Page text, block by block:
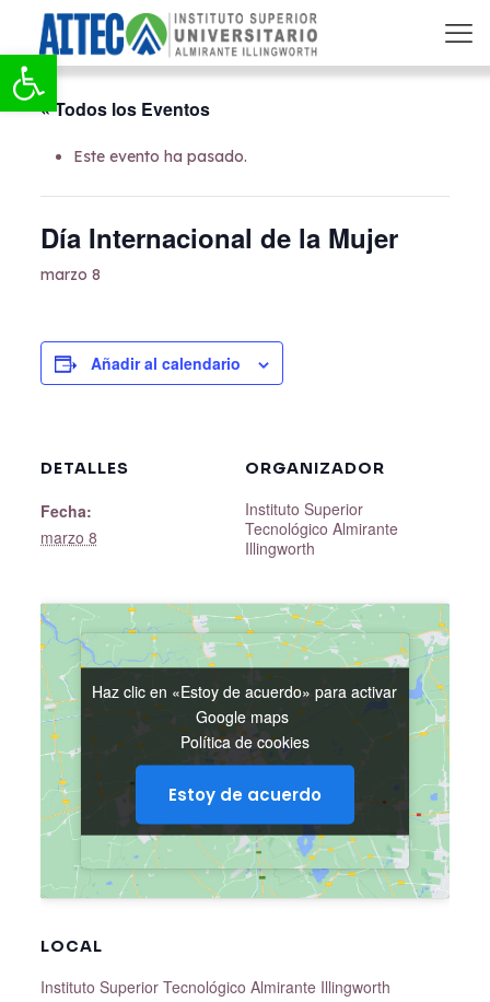
Abrir barra de herramientas
« Todos los Eventos
Este evento ha pasado.
Día Internacional de la Mujer
marzo 8
Añadir al calendario
DETALLES
Fecha:
marzo 8
ORGANIZADOR
Instituto Superior
Tecnológico Almirante
Illingworth
LOCAL
Instituto Superior Tecnológico Almirante Illingworth
Haz clic en «Estoy de acuerdo» para activar
Google maps
Política de cookies
Estoy de acuerdo
Haz clic en «Estoy de acuerdo» para activar
Google maps
Política de cookies
Estoy de acuerdo